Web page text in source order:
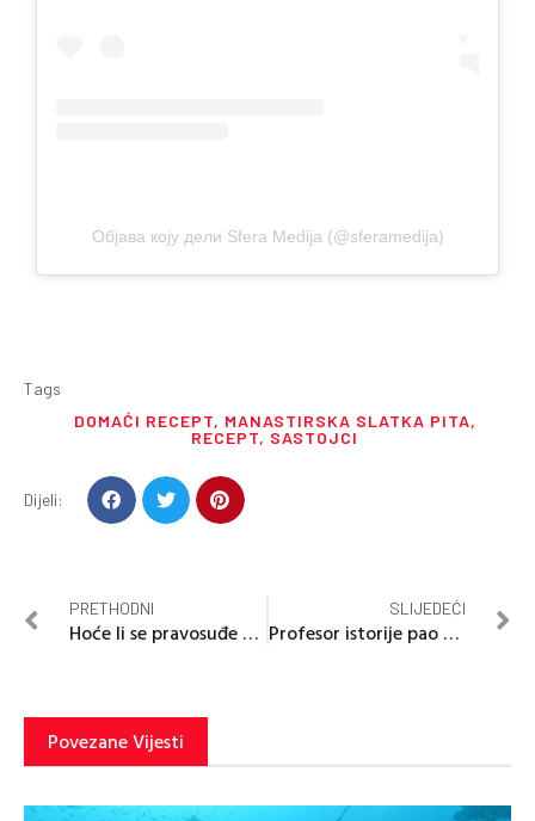
Објава коју дели Sfera Medija (@sferamedija)
Tags
DOMAĆI RECEPT, MANASTIRSKA SLATKA PITA,
RECEPT, SASTOJCI
Dijeli:
PRETHODNI
Hoće li se pravosuđe Srpske suočiti sa otkazima?
SLIJEDEĆI
Profesor istorije pao na pitanju o mitološkom liku
Povezane Vijesti